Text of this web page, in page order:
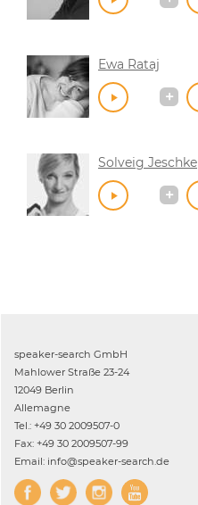
Ewa Rataj
Solveig Jeschke
speaker-search GmbH
Mahlower Straße 23-24
12049 Berlin
Allemagne
Tel.: +49 30 2009507-0
Fax: +49 30 2009507-99
Email: info@speaker-search.de